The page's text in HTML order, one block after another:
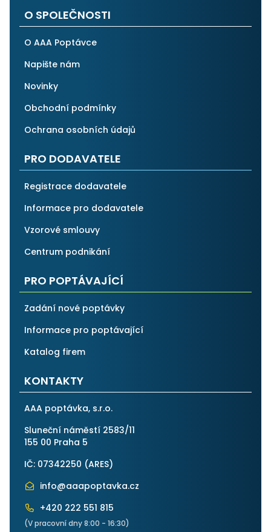
O SPOLEČNOSTI
O AAA Poptávce
Napište nám
Novinky
Obchodní podmínky
Ochrana osobních údajů
PRO DODAVATELE
Registrace dodavatele
Informace pro dodavatele
Vzorové smlouvy
Centrum podnikání
PRO POPTÁVAJÍCÍ
Zadání nové poptávky
Informace pro poptávající
Katalog firem
KONTAKTY
AAA poptávka, s.r.o.
Sluneční náměstí 2583/11
155 00 Praha 5
IČ: 07342250 (ARES)
info@aaapoptavka.cz
+420 222 551 815
(V pracovní dny 8:00 - 16:30)